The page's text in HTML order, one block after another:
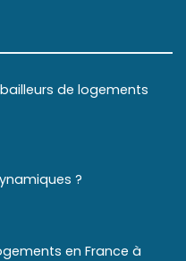
de logements
?
en France à